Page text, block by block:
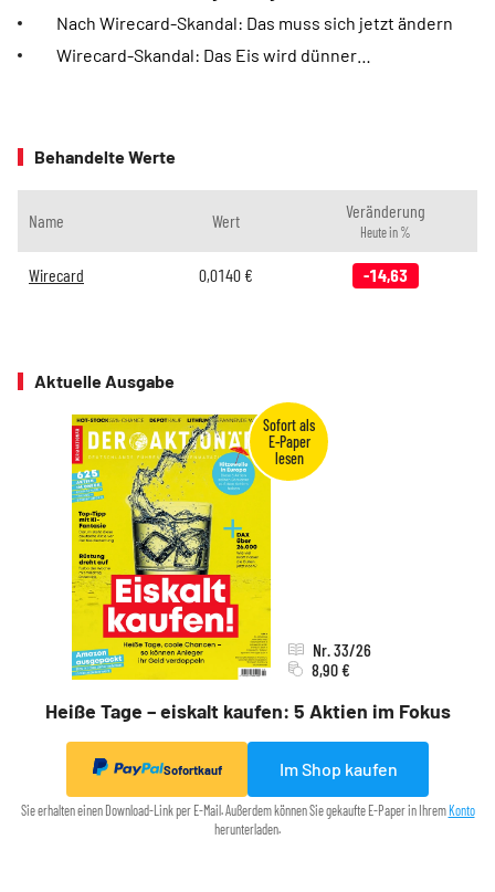
Nach Wirecard-Skandal: Das muss sich jetzt ändern
Wirecard-Skandal: Das Eis wird dünner…
Behandelte Werte
Name Wert Veränderung
Heute in %
Wirecard 0,0140€ -14,63
Aktuelle Ausgabe
Heiße Tage – eiskalt kaufen: 5 Aktien im Fokus
Nr. 33/26
8,90 €
Sofortkauf Im Shop kaufen
Sie erhalten einen Download-Link per E-Mail. Außerdem können Sie gekaufte E-Paper in Ihrem Konto
herunterladen.